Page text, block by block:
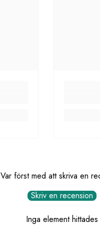
Var först med att skriva en
Skriv en recension
Inga element hittades